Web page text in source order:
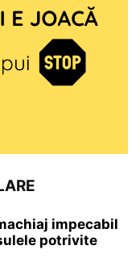
impecabil
potrivite